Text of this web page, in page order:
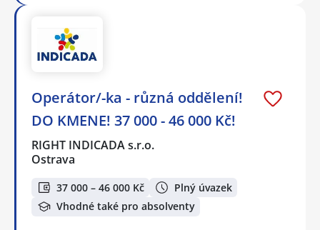
Operátor/-ka - různá oddělení!
DO KMENE! 37 000 - 46 000 Kč!
RIGHT INDICADA s.r.o.
Ostrava
37 000 – 46 000 Kč
Plný úvazek
Vhodné také pro absolventy